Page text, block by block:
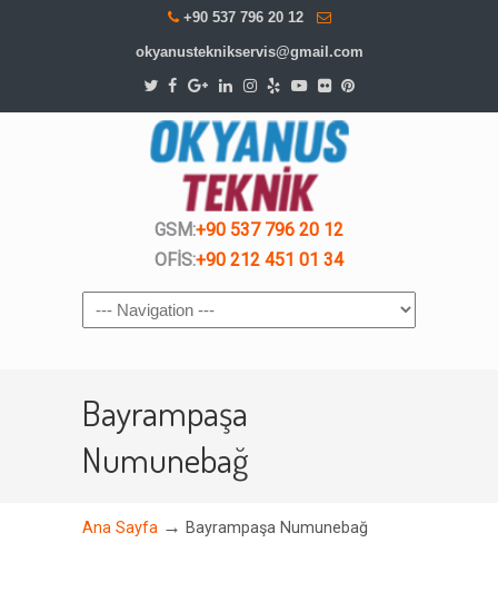
+90 537 796 20 12
okyanusteknikservis@gmail.com
GSM:+90 537 796 20 12
OFİS:+90 212 451 01 34
Navigation
Bayrampaşa
Numunebağ
Ana Sayfa → Bayrampaşa Numunebağ